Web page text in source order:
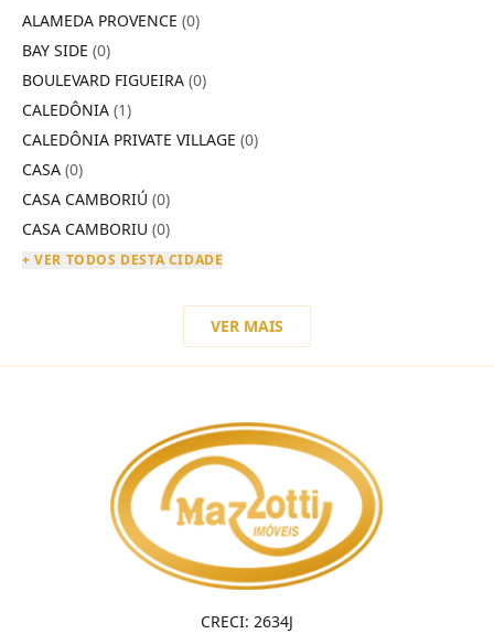
ALAMEDA PROVENCE (0)
BAY SIDE (0)
BOULEVARD FIGUEIRA (0)
CALEDÔNIA (1)
CALEDÔNIA PRIVATE VILLAGE (0)
CASA (0)
CASA CAMBORIÚ (0)
CASA CAMBORIU (0)
+ VER TODOS DESTA CIDADE
VER MAIS
CRECI: 2634J